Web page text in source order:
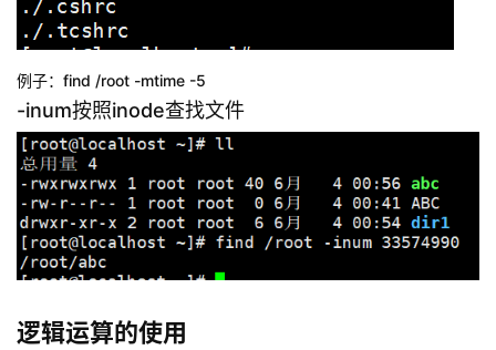
例子：find /root -mtime -5
-inum按照inode查找文件
逻辑运算的使用